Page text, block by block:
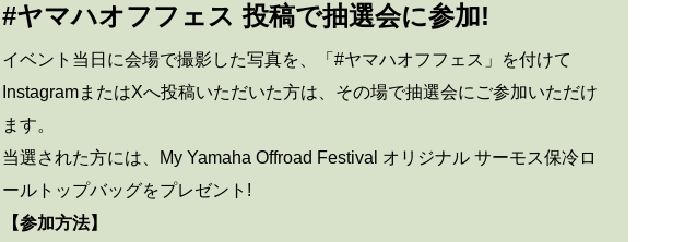
#ヤマハオフフェス 投稿で抽選会に参加!
イベント当日に会場で撮影した写真を、「#ヤマハオフフェス」を付けて
InstagramまたはXへ投稿いただいた方は、その場で抽選会にご参加いただけ
ます。
当選された方には、My Yamaha Offroad Festival オリジナル サーモス保冷ロ
ールトップバッグをプレゼント!
【参加方法】